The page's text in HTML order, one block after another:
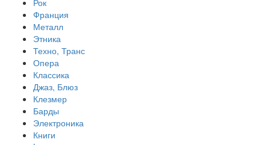
Рок
Франция
Металл
Этника
Техно, Транс
Опера
Классика
Джаз, Блюз
Клезмер
Барды
Электроника
Книги